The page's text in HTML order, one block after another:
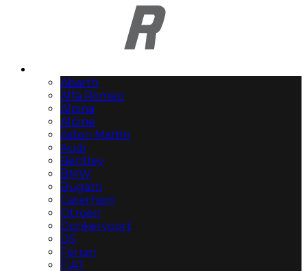
Abarth
Alfa Romeo
Alpina
Alpine
Aston Martin
Audi
Bentley
BMW
Bugatti
Caterham
Citroën
Donkervoort
DS
Ferrari
FIAT